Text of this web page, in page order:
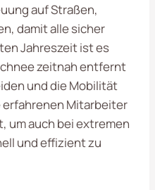
auf Straßen,
damit alle sicher
Jahreszeit ist es
zeitnah entfernt
und die Mobilität
Mitarbeiter
um auch bei extremen
und effizient zu